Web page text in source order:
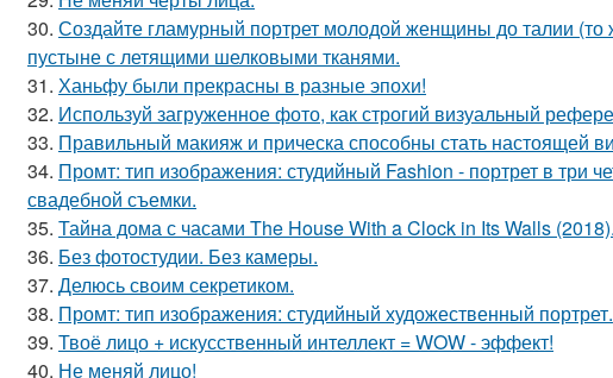
30. Создайте гламурный портрет молодой женщины до талии
пустыне с летящими шелковыми тканями.
31. Ханьфу были прекрасны в разные эпохи!
32. Используй загруженное фото, как строгий визуальный
33. Правильный макияж и прическа способны стать настоящей
34. Промт: тип изображения: студийный Fashion - портрет в три
свадебной съемки.
35. Тайна дома с часами The House With a Clock in Its Walls (2018).
36. Без фотостудии. Без камеры.
37. Делюсь своим секретиком.
38. Промт: тип изображения: студийный художественный портрет.
39. Твоё лицо + искусственный интеллект = WOW - эффект!
40. Не меняй лицо!